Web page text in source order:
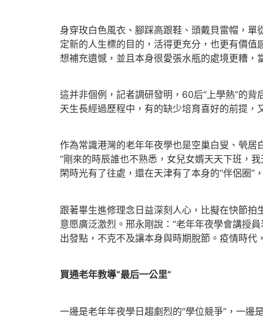
身穿玫白色風衣、腳踩高跟鞋、頭戴貝雷帽，單
定新的人生標的目的，活得更充分，也更有價值
想補充遺憾，並且本身很愛張水瓶的處境更糟
這并非個例，記者調研發明，60后“上學熱”的
天生長經過歷程中，有的缺少培育喜好的前提
作為常識港灣的老年年夜學也是空巢白叟、煢居
“剛來的時辰誰也不熟悉，女兒女婿天天下班，
閑時光有了往處，還在天津有了本身的“伴侶圈”
跟著畢生進修理念日益深刻人心，比擬在快節
意愿廣泛激烈。邢永剛說：“老年年夜學會講授
出發點，不克不及讓本身與時期脫節。疫情時
買通老年教導“最后一公里”
一邊是老年年夜學日趨劇烈的“學位競爭”，一邊